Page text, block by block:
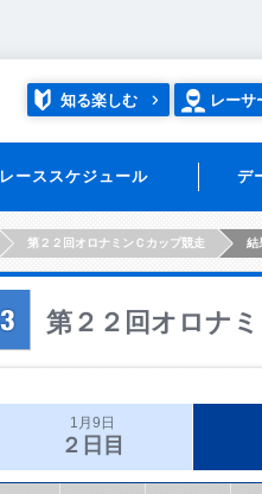
知る楽しむ レーサ
レーススケジュール デ
第２２回オロナミンＣカップ競走 結
第２２回オロナ
1月9日
２日目